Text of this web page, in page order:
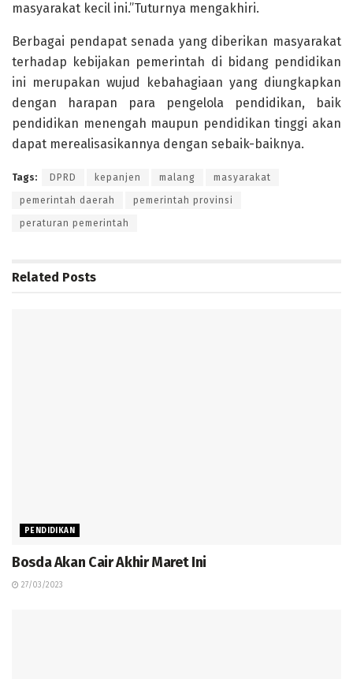
masyarakat kecil ini.”Tuturnya mengakhiri.
Berbagai pendapat senada yang diberikan masyarakat
terhadap kebijakan pemerintah di bidang pendidikan
ini merupakan wujud kebahagiaan yang diungkapkan
dengan harapan para pengelola pendidikan, baik
pendidikan menengah maupun pendidikan tinggi akan
dapat merealisasikannya dengan sebaik-baiknya.
Tags: DPRD kepanjen malang masyarakat
pemerintah daerah pemerintah provinsi
peraturan pemerintah
Related Posts
PENDIDIKAN
Bosda Akan Cair Akhir Maret Ini
27/03/2023